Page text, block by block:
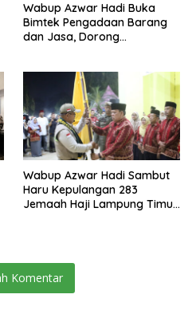
Wabup Azwar Hadi Buka
Bimtek Pengadaan Barang
dan Jasa, Dorong
Wabup Azwar Hadi Sambut
Haru Kepulangan 283
Jemaah Haji Lampung Timur,
Komentar